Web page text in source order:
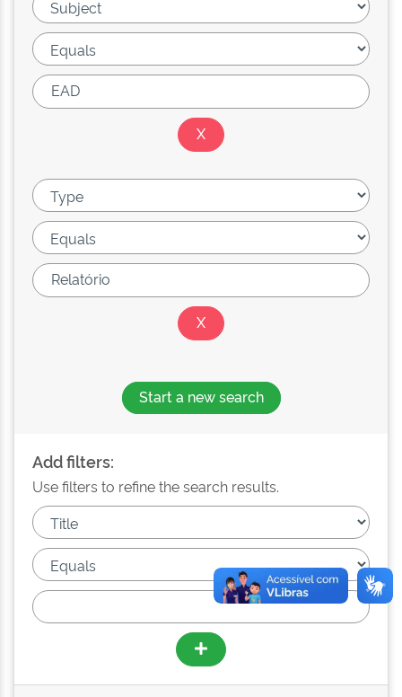
Start a new search
Add filters:
Use filters to refine the search results.